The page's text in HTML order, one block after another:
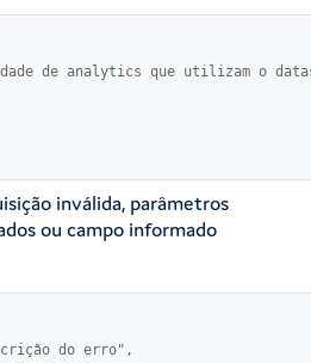
de analytics que utilizam o
inválida, parâmetros
ou campo informado
do erro",